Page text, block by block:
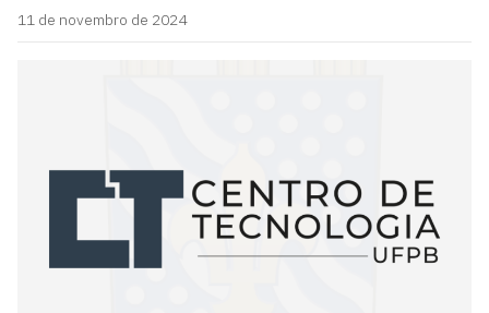
11 de novembro de 2024